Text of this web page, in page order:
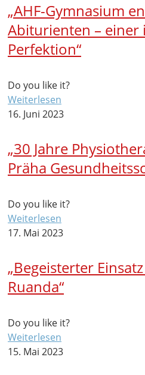
„AHF-Gymnasium
Abiturienten – einer
Perfektion“
Do you like it?
Weiterlesen
16. Juni 2023
„30 Jahre
Präha
Do you like it?
Weiterlesen
17. Mai 2023
„Begeisterter
Ruanda“
Do you like it?
Weiterlesen
15. Mai 2023